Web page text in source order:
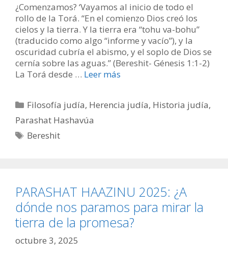
¿Comenzamos? ‘Vayamos al inicio de todo el
rollo de la Torá. “En el comienzo Dios creó los
cielos y la tierra. Y la tierra era “tohu va-bohu”
(traducido como algo “informe y vacío”), y la
oscuridad cubría el abismo, y el soplo de Dios se
cernía sobre las aguas.” (Bereshit- Génesis 1:1-2)
La Torá desde … Leer más
Categorías
Filosofía judía, Herencia judía, Historia judía,
Parashat Hashavúa
Etiquetas
Bereshit
PARASHAT HAAZINU 2025: ¿A
dónde nos paramos para mirar la
tierra de la promesa?
octubre 3, 2025